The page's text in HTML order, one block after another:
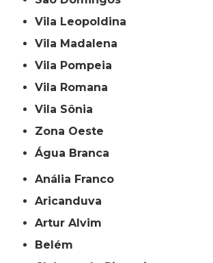
Vila Leopoldina
Vila Madalena
Vila Pompeia
Vila Romana
Vila Sônia
Zona Oeste
Água Branca
Anália Franco
Aricanduva
Artur Alvim
Belém